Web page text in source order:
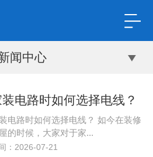
闻中心
装电路时如何选择电线？
电路时如何选择电线？ 如今在装修
的时候，大家对于家...
：2026-07-21